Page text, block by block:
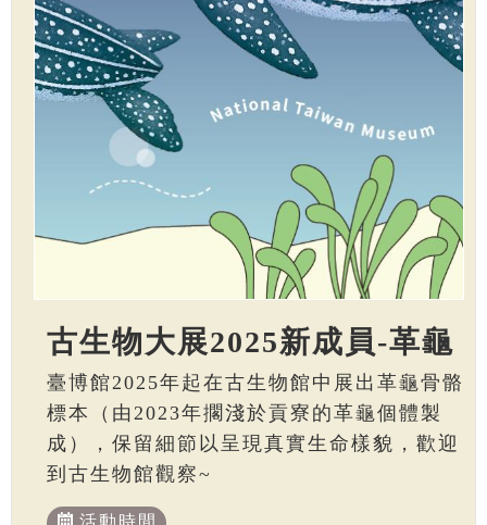
古生物大展2025新成員-革龜
臺博館2025年起在古生物館中展出革龜骨骼
標本（由2023年擱淺於貢寮的革龜個體製
成），保留細節以呈現真實生命樣貌，歡迎
到古生物館觀察~